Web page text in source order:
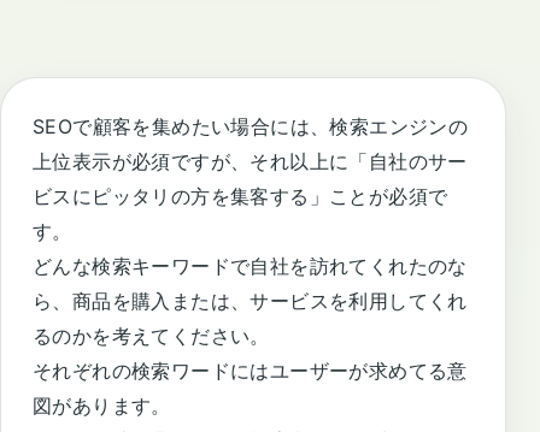
SEOで顧客を集めたい場合には、検索エンジンの
上位表示が必須ですが、それ以上に「自社のサー
ビスにピッタリの方を集客する」ことが必須で
す。
どんな検索キーワードで自社を訪れてくれたのな
ら、商品を購入または、サービスを利用してくれ
るのかを考えてください。
それぞれの検索ワードにはユーザーが求めてる意
図があります。